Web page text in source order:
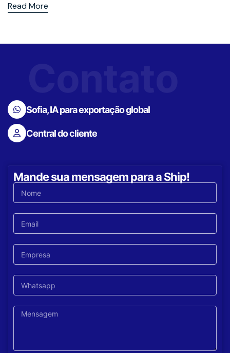
Read More
Sofia, IA para exportação global
Central do cliente
Mande sua mensagem para a Ship!